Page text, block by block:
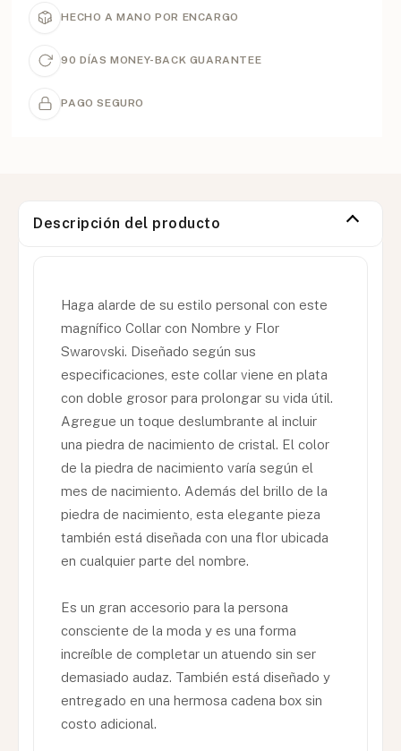
HECHO A MANO POR ENCARGO
90 DÍAS MONEY-BACK GUARANTEE
PAGO SEGURO
Descripción del producto
Haga alarde de su estilo personal con este
magnífico Collar con Nombre y Flor
Swarovski. Diseñado según sus
especificaciones, este collar viene en plata
con doble grosor para prolongar su vida útil.
Agregue un toque deslumbrante al incluir
una piedra de nacimiento de cristal. El color
de la piedra de nacimiento varía según el
mes de nacimiento. Además del brillo de la
piedra de nacimiento, esta elegante pieza
también está diseñada con una flor ubicada
en cualquier parte del nombre.
Es un gran accesorio para la persona
consciente de la moda y es una forma
increíble de completar un atuendo sin ser
demasiado audaz. También está diseñado y
entregado en una hermosa cadena box sin
costo adicional.